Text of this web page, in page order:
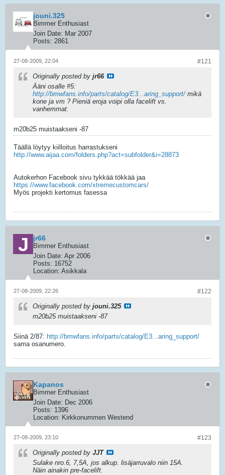
jouni.325
Bimmer Enthusiast
Join Date: Mar 2007
Posts: 2861
#121
27-08-2009, 22:04
Originally posted by jr66
Ääni osalle #5:
http://bmwfans.info/parts/catalog/E3...aring_support/mikä
kone ja vm ? Pieniä eroja voipi olla facelift vs.
vanhemmat.
m20b25 muistaakseni -87
Täällä löytyy kiilloitus harrastukseni
http://www.aijaa.com/folders.php?act=subfolder&i=28873
Autokerhon Facebook sivu tykkää tökkää jaa
https://www.facebook.com/xtremecustomcars/
Myös projekti kertomus fasessa
jr66
Bimmer Enthusiast
Join Date: Apr 2006
Posts: 16752
Location: Asikkala
#122
27-08-2009, 22:26
Originally posted by jouni.325
m20b25 muistaakseni -87
Siinä 2/87: http://bmwfans.info/parts/catalog/E3...aring_support/
sama osanumero.
Kapanos
Bimmer Enthusiast
Join Date: Dec 2006
Posts: 1396
Location: Kirkkonummen Westend
#123
27-08-2009, 23:10
Originally posted by JJT
Sulake nro.6, 7,5A, jos alkup. lisäjarruvalo niin 15A.
Näin ainakin pre-facelift.